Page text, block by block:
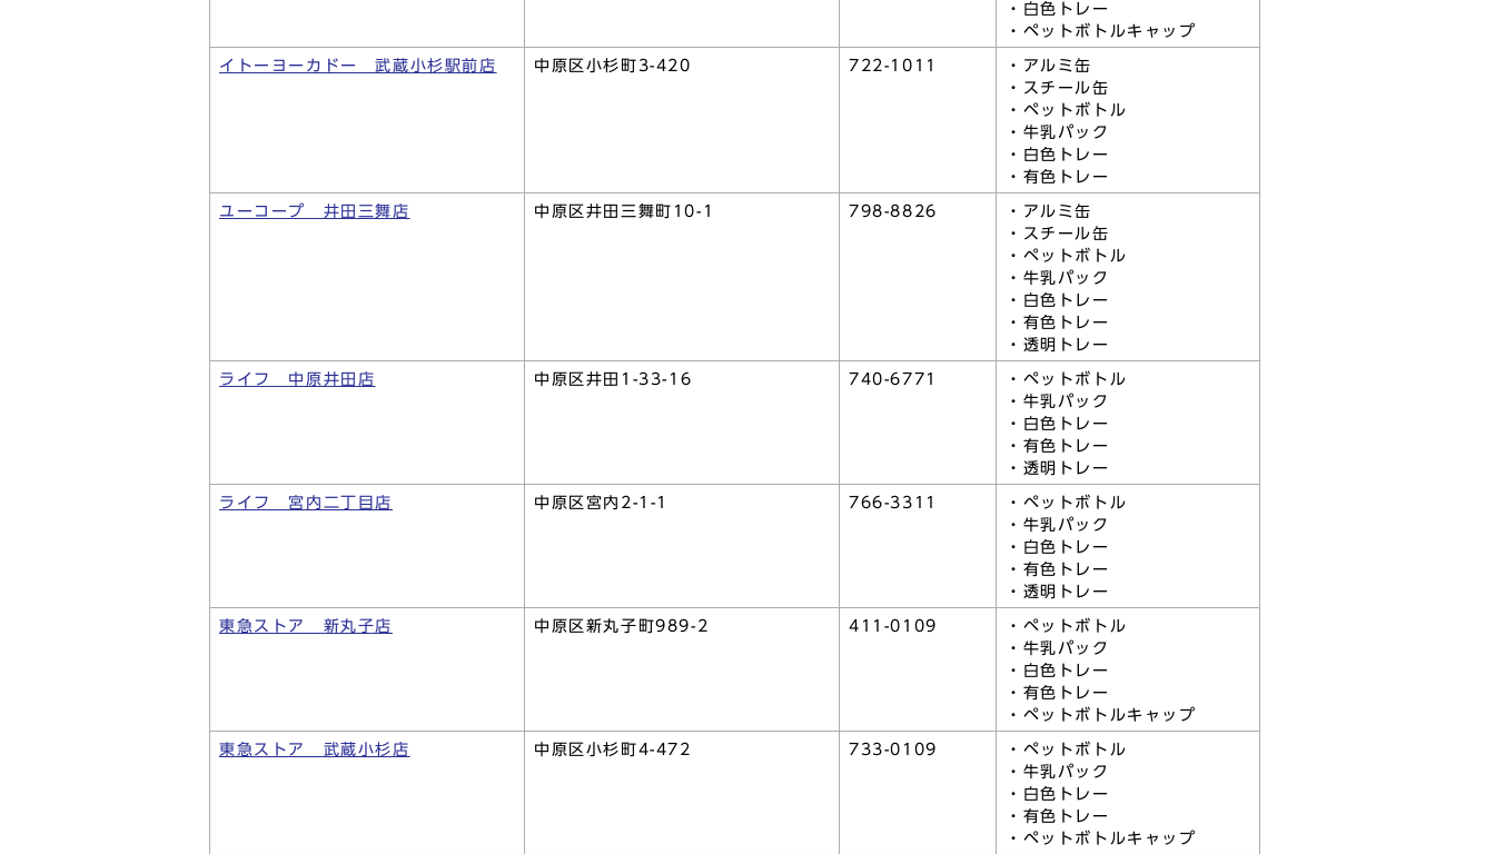
・白色トレー
・ペットボトルキャップ
イトーヨーカドー 武蔵小杉駅前店 中原区小杉町3-420 722-1011
・アルミ缶
・スチール缶
・ペットボトル
・牛乳パック
・白色トレー
・有色トレー
ユーコープ 井田三舞店 中原区井田三舞町10-1 798-8826
・アルミ缶
・スチール缶
・ペットボトル
・牛乳パック
・白色トレー
・有色トレー
・透明トレー
ライフ 中原井田店 中原区井田1-33-16 740-6771
・ペットボトル
・牛乳パック
・白色トレー
・有色トレー
・透明トレー
ライフ 宮内二丁目店 中原区宮内2-1-1 766-3311
・ペットボトル
・牛乳パック
・白色トレー
・有色トレー
・透明トレー
東急ストア 新丸子店 中原区新丸子町989-2 411-0109
・ペットボトル
・牛乳パック
・白色トレー
・有色トレー
・ペットボトルキャップ
東急ストア 武蔵小杉店 中原区小杉町4-472 733-0109
・ペットボトル
・牛乳パック
・白色トレー
・有色トレー
・ペットボトルキャップ